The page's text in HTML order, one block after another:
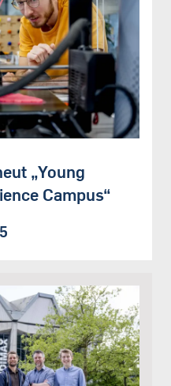
„Young
Campus“